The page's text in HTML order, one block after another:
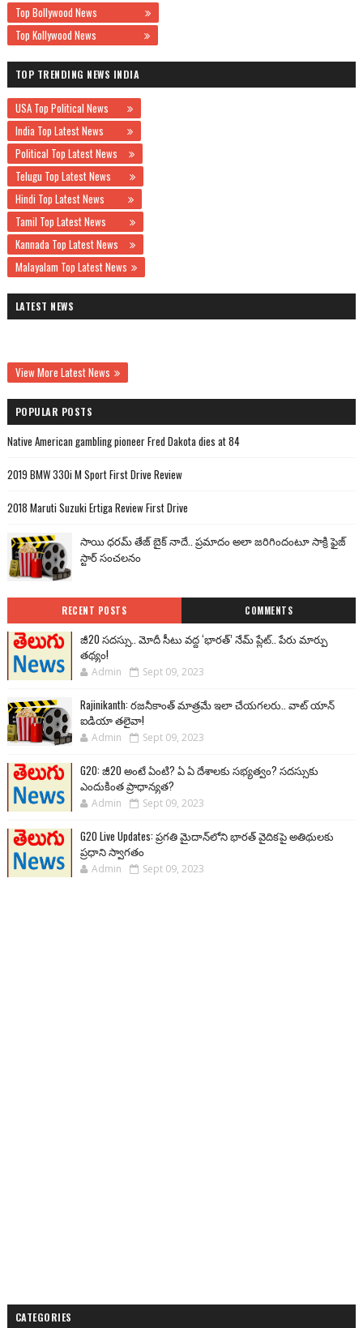
Top Bollywood News
Top Kollywood News
TOP TRENDING NEWS INDIA
USA Top Political News
India Top Latest News
Political Top Latest News
Telugu Top Latest News
Hindi Top Latest News
Tamil Top Latest News
Kannada Top Latest News
Malayalam Top Latest News
LATEST NEWS
View More Latest News
POPULAR POSTS
Native American gambling pioneer Fred Dakota dies at 84
2019 BMW 330i M Sport First Drive Review
2018 Maruti Suzuki Ertiga Review First Drive
సాయి ధరమ్ తేజ్ బైక్ నాదే.. ప్రమాదం అలా జరిగిందంటూ సాక్రి ఫైజ్
స్టార్ సంచలనం
RECENT POSTS COMMENTS
జీ20 సదస్సు.. మోదీ సీటు వద్ద ‘భారత్’ నేమ్ ప్లేట్‌.. పేరు మార్పు
తథ్యం!
Admin Sept 09, 2023
Rajinikanth: రజనీకాంత్ మాత్రమే ఇలా చేయగలరు.. వాట్ యాన్
ఐడియా తలైవా!
Admin Sept 09, 2023
G20: జీ20 అంటే ఏంటి? ఏ ఏ దేశాలకు సభ్యత్వం? సదస్సుకు
ఎందుకింత ప్రాధాన్యత?
Admin Sept 09, 2023
G20 Live Updates: ప్రగతి మైదాన్‌లోని భారత్ వైదికపై అతిథులకు
ప్రధాని స్వాగతం
Admin Sept 09, 2023
CATEGORIES